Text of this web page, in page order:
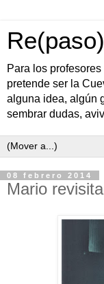
Para los
pretende ser la
alguna idea, algún
sembrar dudas,
08 febrero 2014
Mario